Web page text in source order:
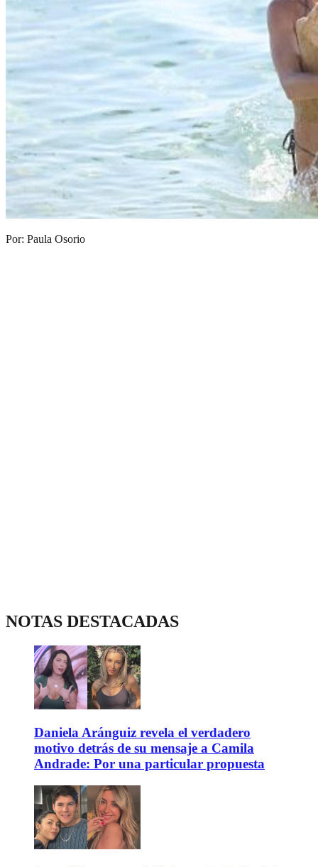
Por: Paula Osorio
NOTAS DESTACADAS
Daniela Aránguiz revela el verdadero
motivo detrás de su mensaje a Camila
Andrade: Por una particular propuesta